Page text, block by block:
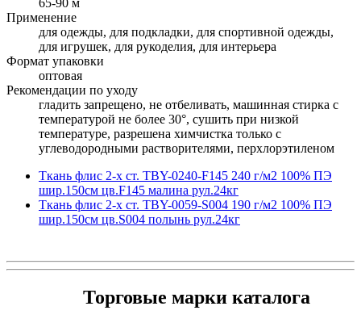
Применение
для одежды, для подкладки, для спортивной одежды,
для игрушек, для рукоделия, для интерьера
Формат упаковки
оптовая
Рекомендации по уходу
гладить запрещено, не отбеливать, машинная стирка с
температурой не более 30°, сушить при низкой
температуре, разрешена химчистка только с
углеводородными растворителями, перхлорэтиленом
Ткань флис 2-х ст. TBY-0240-F145 240 г/м2 100% ПЭ
шир.150см цв.F145 малина рул.24кг
Ткань флис 2-х ст. TBY-0059-S004 190 г/м2 100% ПЭ
шир.150см цв.S004 полынь рул.24кг
Торговые марки каталога